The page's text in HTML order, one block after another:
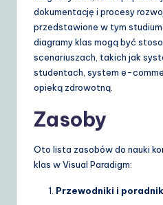
dokumentację i procesy
przedstawione w tym
diagramy klas mogą być
scenariuszach, takich jak
studentach, system e-
opieką zdrowotną.
Zasoby
Oto lista zasobów do nauki
klas w Visual Paradigm:
Przewodniki i